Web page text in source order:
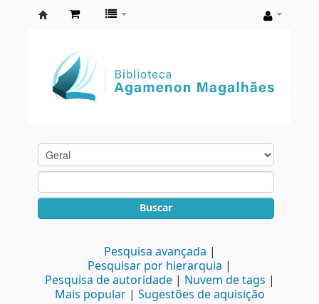
Agamenon
Magalhães
Buscar
Pesquisa avançada
Pesquisar por hierarquia
Pesquisa de autoridade
Nuvem de tags
Mais popular
Sugestões de aquisição